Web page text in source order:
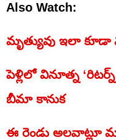
Also Watch:
మృత్యువు ఇలా కూడా
పెళ్లిలో వినూత్న
బీమా కానుక
ఈ రెండు అలవాట్లూ